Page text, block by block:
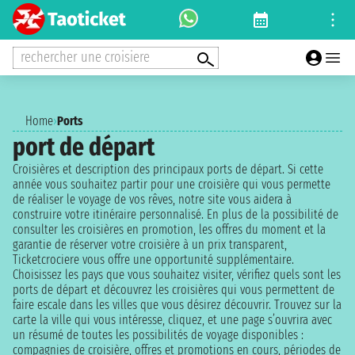
rechercher une croisiere
Home›Ports
port de départ
Croisières et description des principaux ports de départ. Si cette
année vous souhaitez partir pour une croisière qui vous permette
de réaliser le voyage de vos rêves, notre site vous aidera à
construire votre itinéraire personnalisé. En plus de la possibilité de
consulter les croisières en promotion, les offres du moment et la
garantie de réserver votre croisière à un prix transparent,
Ticketcrociere vous offre une opportunité supplémentaire.
Choisissez les pays que vous souhaitez visiter, vérifiez quels sont les
ports de départ et découvrez les croisières qui vous permettent de
faire escale dans les villes que vous désirez découvrir. Trouvez sur la
carte la ville qui vous intéresse, cliquez, et une page s’ouvrira avec
un résumé de toutes les possibilités de voyage disponibles :
compagnies de croisière, offres et promotions en cours, périodes de